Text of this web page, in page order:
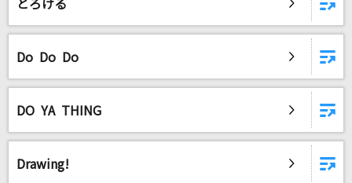
とろける
Do Do Do
DO YA THING
Drawing!